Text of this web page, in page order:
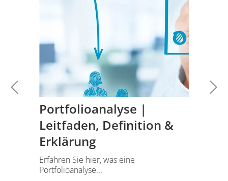
Portfolioanalyse |
Leitfaden, Definition &
Erklärung
Erfahren Sie hier, was eine
Portfolioanalyse...